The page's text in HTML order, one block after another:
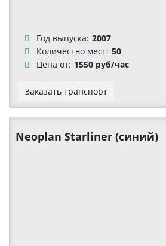
Год выпуска: 2007
Количество мест: 50
Цена от: 1550 руб/час
Заказать транспорт
Neoplan Starliner (синий)